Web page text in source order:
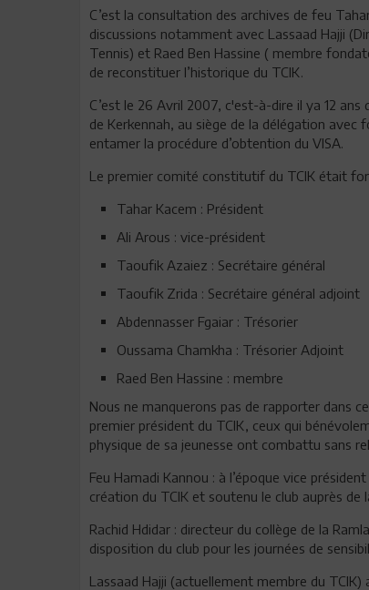
C’est la consultation des archives de feu
discussions notamment avec Lassaad Hajji
Tennis) et Raed Ben Hassine ( membre
de reconstituer l’historique du TCIK.
C’est le 26 Avril 2007, c'est-à-dire il ya 12 ans
de Kerkennah, au siège de la délégation
entamer la procédure d’obtention du VISA.
Le premier comité constitutif du TCIK était
Tahar Kacem : Président
Ali Arous : vice-président
Taoufik Azaiez : Secrétaire général
Taoufik Zrida : Secrétaire général adjoint
Abdennasser Fgaiar : Trésorier
Oussama Chamkha : Trésorier Adjoint
Raed Ben Hassine : membre
Nous ne manquerons pas de rapporter dans
premier président du TCIK, ceux qui
physique de sa jeunesse ont combattu sans
Feu Hamadi Kannou : à l’époque vice
création du TCIK et soutenu le club auprès
Rachid Hdidar : directeur du collège de la
disposition du club pour les journées de
Lassaad Hajji (actuellement membre du